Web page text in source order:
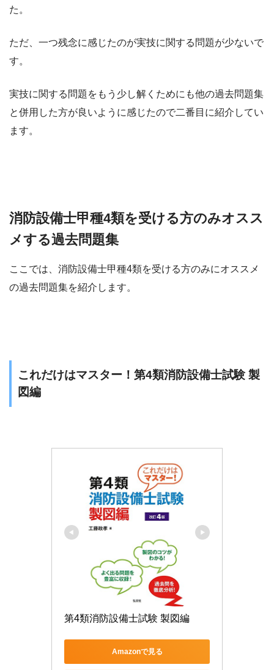
た。
ただ、一つ残念に感じたのが実技に関する問題が少ないで
す。
実技に関する問題をもう少し解くためにも他の過去問題集
と併用した方が良いように感じたので二番目に紹介してい
ます。
消防設備士甲種4類を受ける方のみオスス
メする過去問題集
ここでは、消防設備士甲種4類を受ける方のみにオススメ
の過去問題集を紹介します。
これだけはマスター！第4類消防設備士試験 製
図編
第4類消防設備士試験 製図編
Amazonで見る